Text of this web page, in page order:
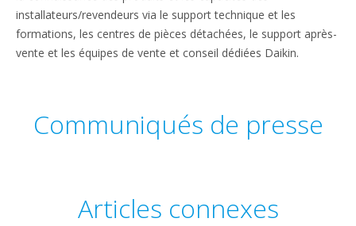
installateurs/revendeurs via le support technique et les
formations, les centres de pièces détachées, le support après-
vente et les équipes de vente et conseil dédiées Daikin.
Communiqués de presse
Articles connexes